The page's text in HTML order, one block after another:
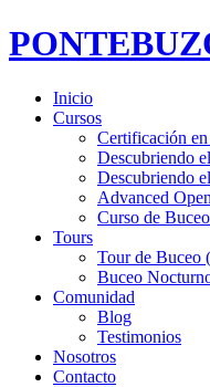
Inicio
Cursos
Certificación
Descubriendo
Descubriendo
Advanced
Curso de
Tours
Tour de Buceo
Buceo
Comunidad
Blog
Testimonios
Nosotros
Contacto